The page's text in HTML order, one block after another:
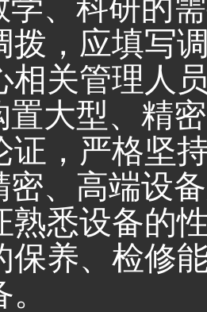
学、科研的
拨，应填写
相关管理人
置大型、精
证，严格坚
密、高端设
熟悉设备的
保养、检修